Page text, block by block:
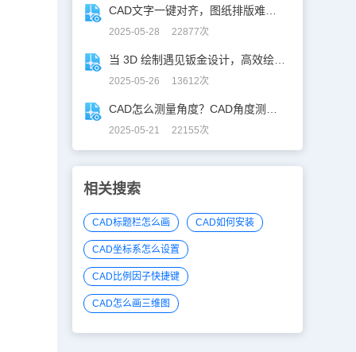
2025-05-28 22877次
2025-05-26 13612次
2025-05-21 22155次
相关搜索
CAD标题栏怎么画 CAD如何安装
CAD坐标系怎么设置
CAD比例因子快捷键
CAD怎么画三维图